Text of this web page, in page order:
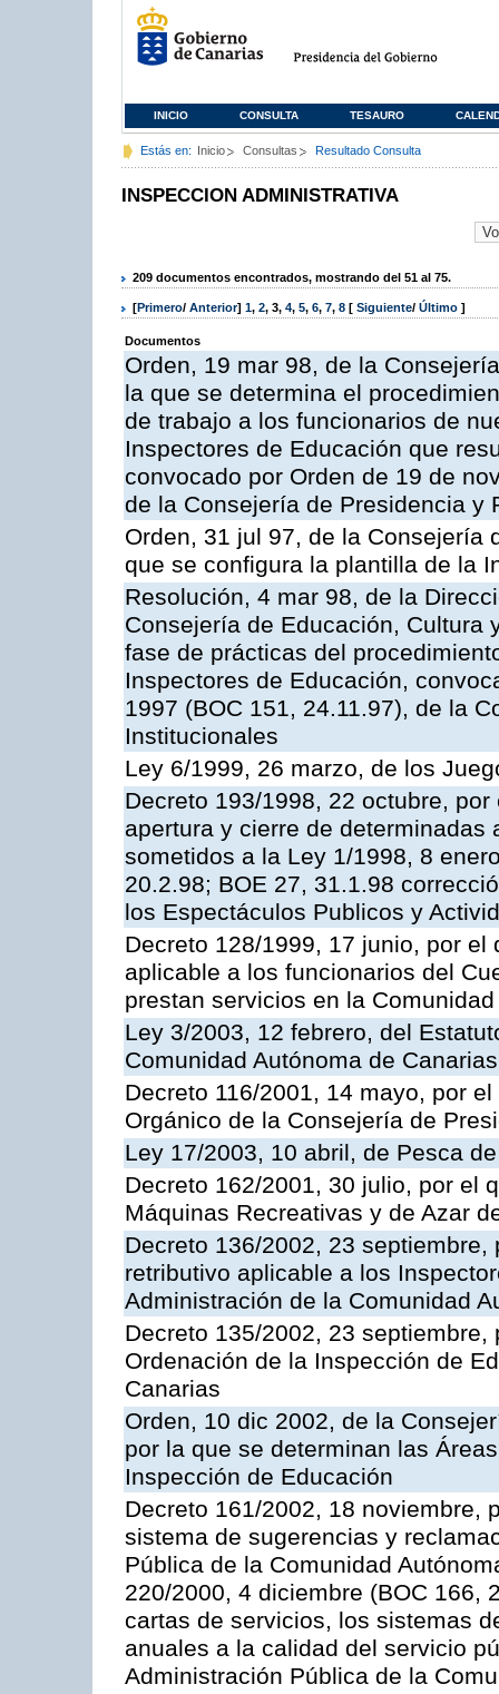
INICIO CONSULTA TESAURO
Estás en: Inicio Consultas Resultado Consulta
INSPECCION ADMINISTRATIVA
209 documentos encontrados, mostrando del 51 al 75.
[Primero/ Anterior] 1, 2, 3, 4, 5, 6, 7, 8 [ Siguiente/ Último ]
Documentos
Orden, 19 mar 98, de la
la que se determina el
de trabajo a los funcionarios de
Inspectores de Educación que
convocado por Orden de 19 de
de la Consejería de Presidencia y
Orden, 31 jul 97, de la Consejería
que se configura la plantilla de la
Resolución, 4 mar 98, de la
Consejería de Educación, Cultura
fase de prácticas del
Inspectores de Educación,
1997 (BOC 151, 24.11.97), de la
Institucionales
Ley 6/1999, 26 marzo, de los
Decreto 193/1998, 22 octubre,
apertura y cierre de
sometidos a la Ley 1/1998, 8
20.2.98; BOE 27, 31.1.98
los Espectáculos Publicos y
Decreto 128/1999, 17 junio, por
aplicable a los funcionarios del
prestan servicios en la
Ley 3/2003, 12 febrero, del
Comunidad Autónoma de Canarias
Decreto 116/2001, 14 mayo, por
Orgánico de la Consejería de
Ley 17/2003, 10 abril, de Pesca
Decreto 162/2001, 30 julio, por el
Máquinas Recreativas y de Azar
Decreto 136/2002, 23
retributivo aplicable a los
Administración de la Comunidad
Decreto 135/2002, 23
Ordenación de la Inspección de
Canarias
Orden, 10 dic 2002, de la
por la que se determinan las
Inspección de Educación
Decreto 161/2002, 18 noviembre,
sistema de sugerencias y
Pública de la Comunidad
220/2000, 4 diciembre (BOC 166,
cartas de servicios, los sistemas
anuales a la calidad del servicio
Administración Pública de la